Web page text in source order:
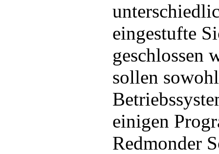
eingestufte
geschlossen
sollen
einigen
Redmonder